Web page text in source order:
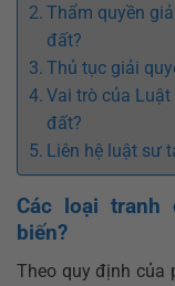
Thẩm quyền
đất?
Thủ tục giải
Vai trò của
đất?
Liên hệ luật sư
Các loại tranh
biến?
Theo quy định của